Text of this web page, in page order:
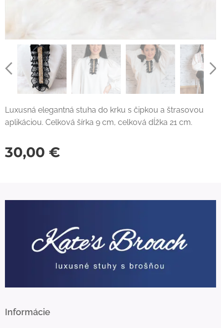
Luxusná elegantná stuha do krku s čipkou a štrasovou
aplikáciou. Celková šírka 9 cm, celková dĺžka 21 cm.
30,00 €
Informácie